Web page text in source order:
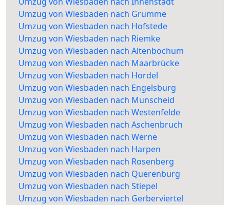
Umzug von Wiesbaden nach Grumme
Umzug von Wiesbaden nach Hofstede
Umzug von Wiesbaden nach Riemke
Umzug von Wiesbaden nach Altenbochum
Umzug von Wiesbaden nach Maarbrücke
Umzug von Wiesbaden nach Hordel
Umzug von Wiesbaden nach Engelsburg
Umzug von Wiesbaden nach Munscheid
Umzug von Wiesbaden nach Westenfelde
Umzug von Wiesbaden nach Aschenbruch
Umzug von Wiesbaden nach Werne
Umzug von Wiesbaden nach Harpen
Umzug von Wiesbaden nach Rosenberg
Umzug von Wiesbaden nach Querenburg
Umzug von Wiesbaden nach Stiepel
Umzug von Wiesbaden nach Gerberviertel